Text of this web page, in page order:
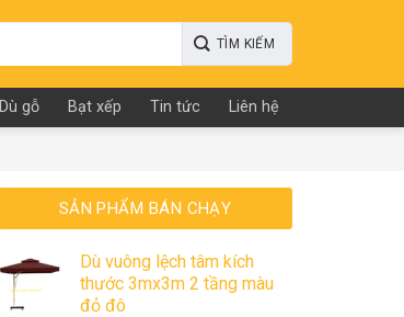
Dù gỗ Bạt xếp Tin tức Liên hệ
SẢN PHẨM BÁN CHẠY
Dù vuông lệch tâm kích
thước 3mx3m 2 tầng màu
đỏ đô